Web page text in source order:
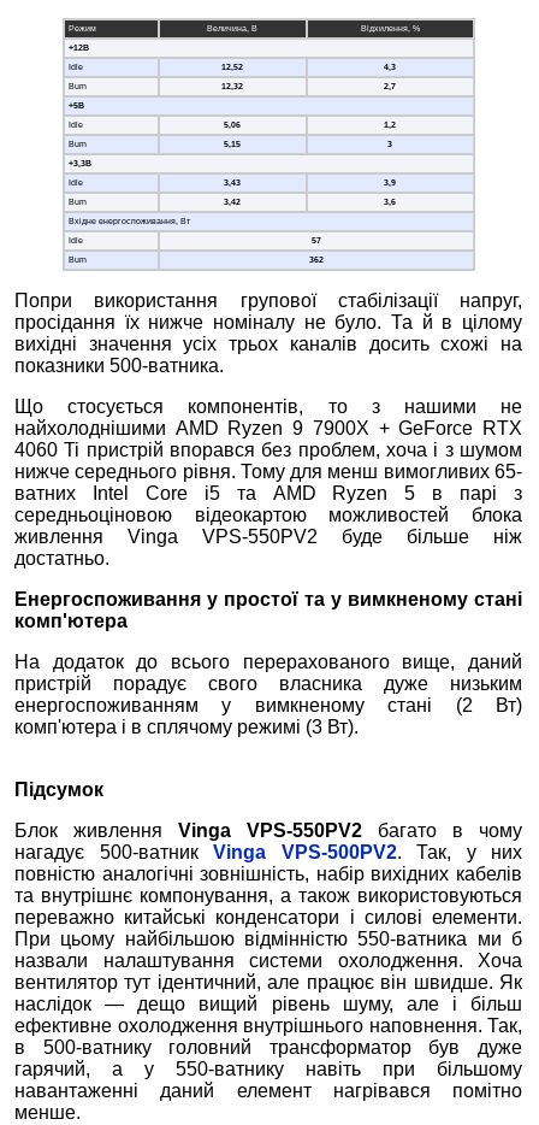
Режим Величина, В
Відхилення, %
+12В
Idle
12,52
4,3
Burn
12,32
2,7
+5В
Idle
5,06
1,2
Burn
5,15
3
+3,3В
Idle
3,43
3,9
Burn
3,42
3,6
Вхідне енергоспоживання, Вт
Idle
57
Burn
362
Попри використання групової стабілізації напруг,
просідання їх нижче номіналу не було. Та й в цілому
вихідні значення усіх трьох каналів досить схожі на
показники 500-ватника.
Що стосується компонентів, то з нашими не
найхолоднішими AMD Ryzen 9 7900X + GeForce RTX
4060 Ti пристрій впорався без проблем, хоча і з шумом
нижче середнього рівня. Тому для менш вимогливих 65-
ватних Intel Core i5 та AMD Ryzen 5 в парі з
середньоціновою відеокартою можливостей блока
живлення Vinga VPS-550PV2 буде більше ніж
достатньо.
Енергоспоживання у простої та у вимкненому стані
комп'ютера
На додаток до всього перерахованого вище, даний
пристрій порадує свого власника дуже низьким
енергоспоживанням у вимкненому стані (2 Вт)
комп'ютера і в сплячому режимі (3 Вт).
Підсумок
Блок живленняVinga VPS-550PV2 багато в чому
нагадує 500-ватникVinga VPS-500PV2. Так, у них
повністю аналогічні зовнішність, набір вихідних кабелів
та внутрішнє компонування, а також використовуються
переважно китайські конденсатори і силові елементи.
При цьому найбільшою відмінністю 550-ватника ми б
назвали налаштування системи охолодження. Хоча
вентилятор тут ідентичний, але працює він швидше. Як
наслідок — дещо вищий рівень шуму, але і більш
ефективне охолодження внутрішнього наповнення. Так,
в 500-ватнику головний трансформатор був дуже
гарячий, а у 550-ватнику навіть при більшому
навантаженні даний елемент нагрівався помітно
менше.